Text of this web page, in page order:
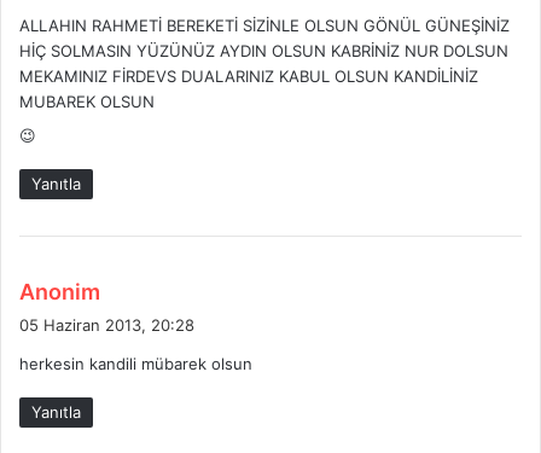
i
k
i
ALLAHIN RAHMETİ BEREKETİ SİZİNLE OLSUN GÖNÜL GÜNEŞİNİZ
HİÇ SOLMASIN YÜZÜNÜZ AYDIN OLSUN KABRİNİZ NUR DOLSUN
MEKAMINIZ FİRDEVS DUALARINIZ KABUL OLSUN KANDİLİNİZ
MUBAREK OLSUN
😉
Yanıtla
Anonim
e
i
05 Haziran 2013, 20:28
herkesin kandili mübarek olsun
Yanıtla